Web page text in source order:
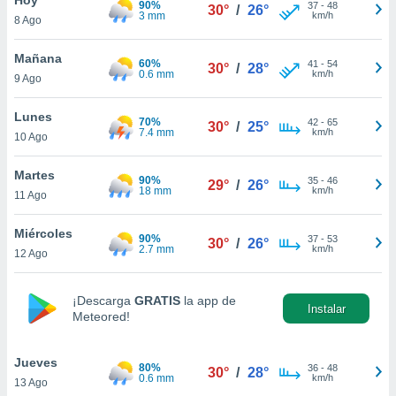
y
en
más
de
cookies
aceptar
8 Ago
90%
3 mm
30° / 26° 37- 48
km/h
Mañana
9 Ago
60%
0.6 mm
30° / 28° 41 - 54
km/h
Lunes
10 Ago
70%
7.4 mm
30° / 25° 42- 65
km/h
Martes
11 Ago
90%
18 mm
29° / 26° 35- 46
km/h
Miércoles
12 Ago
90%
2.7 mm
30° / 26° 37- 53
km/h
¡Descarga GRATIS la app de
Meteored!
Instalar
Jueves
13 Ago
80%
0.6 mm
30° / 28° 36- 48
km/h